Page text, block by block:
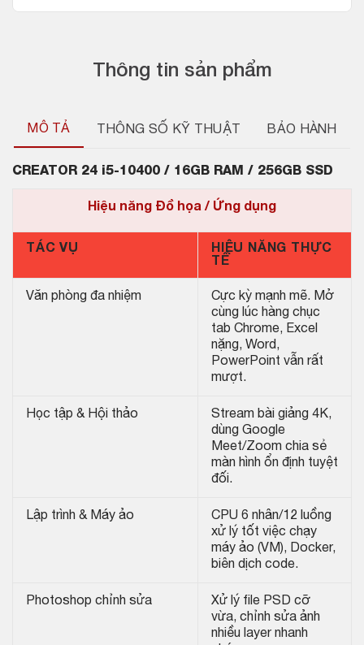
Thông tin sản phẩm
MÔ TẢ THÔNG SỐ KỸ THUẬT BẢO HÀNH
CREATOR 24 i5-10400 / 16GB RAM / 256GB SSD
Hiệu năng Đồ họa / Ứng dụng
TÁC VỤ
HIỆU NĂNG THỰC
TẾ
Văn phòng đa nhiệm
Cực kỳ mạnh mẽ. Mở
cùng lúc hàng chục
tab Chrome, Excel
nặng, Word,
PowerPoint vẫn rất
mượt.
Học tập & Hội thảo
Stream bài giảng 4K,
dùng Google
Meet/Zoom chia sẻ
màn hình ổn định tuyệt
đối.
Lập trình & Máy ảo
CPU 6 nhân/12 luồng
xử lý tốt việc chạy
máy ảo (VM), Docker,
biên dịch code.
Photoshop chỉnh sửa
Xử lý file PSD cỡ
vừa, chỉnh sửa ảnh
nhiều layer nhanh